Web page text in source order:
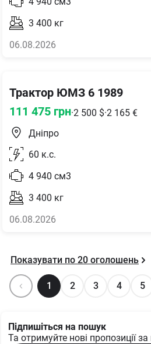
3 400 кг
06.08.2026
Трактор ЮМЗ 6 1989
111 475 грн·2 500 $·2 165 €
Дніпро
60 к.с.
4 940 см3
3 400 кг
06.08.2026
1 2 3 4 5
Показувати по 20 оголошень
Підпишіться на пошук
Та отримуйте нові пропозиції